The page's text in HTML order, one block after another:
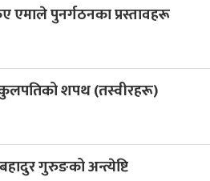
एमाले पुनर्गठनका प्रस्तावहरू
कुलपतिको शपथ (तस्वीरहरू)
गुरुङको अन्त्येष्टि